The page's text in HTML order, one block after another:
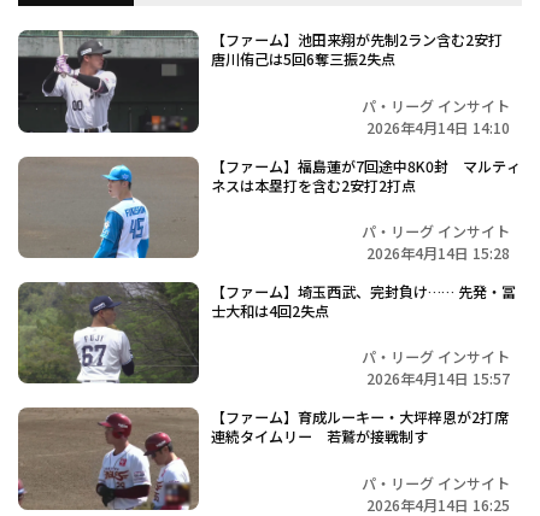
【ファーム】池田来翔が先制2ラン含む2安打
唐川侑己は5回6奪三振2失点
パ・リーグ インサイト
2026年4月14日 14:10
【ファーム】福島蓮が7回途中8K0封 マルティ
ネスは本塁打を含む2安打2打点
パ・リーグ インサイト
2026年4月14日 15:28
【ファーム】埼玉西武、完封負け…… 先発・冨
士大和は4回2失点
パ・リーグ インサイト
2026年4月14日 15:57
【ファーム】育成ルーキー・大坪梓恩が2打席
連続タイムリー 若鷲が接戦制す
パ・リーグ インサイト
2026年4月14日 16:25